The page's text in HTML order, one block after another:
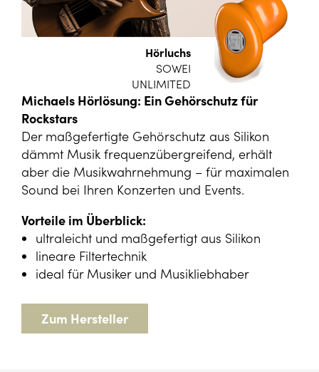
Hörluchs
SOWEI
UNLIMITED
Michaels Hörlösung: Ein Gehörschutz für
Rockstars
Der maßgefertigte Gehörschutz aus Silikon
dämmt Musik frequenzübergreifend, erhält
aber die Musikwahrnehmung – für maximalen
Sound bei Ihren Konzerten und Events.
Vorteile im Überblick:
ultraleicht und maßgefertigt aus Silikon
lineare Filtertechnik
ideal für Musiker und Musikliebhaber
Zum Hersteller